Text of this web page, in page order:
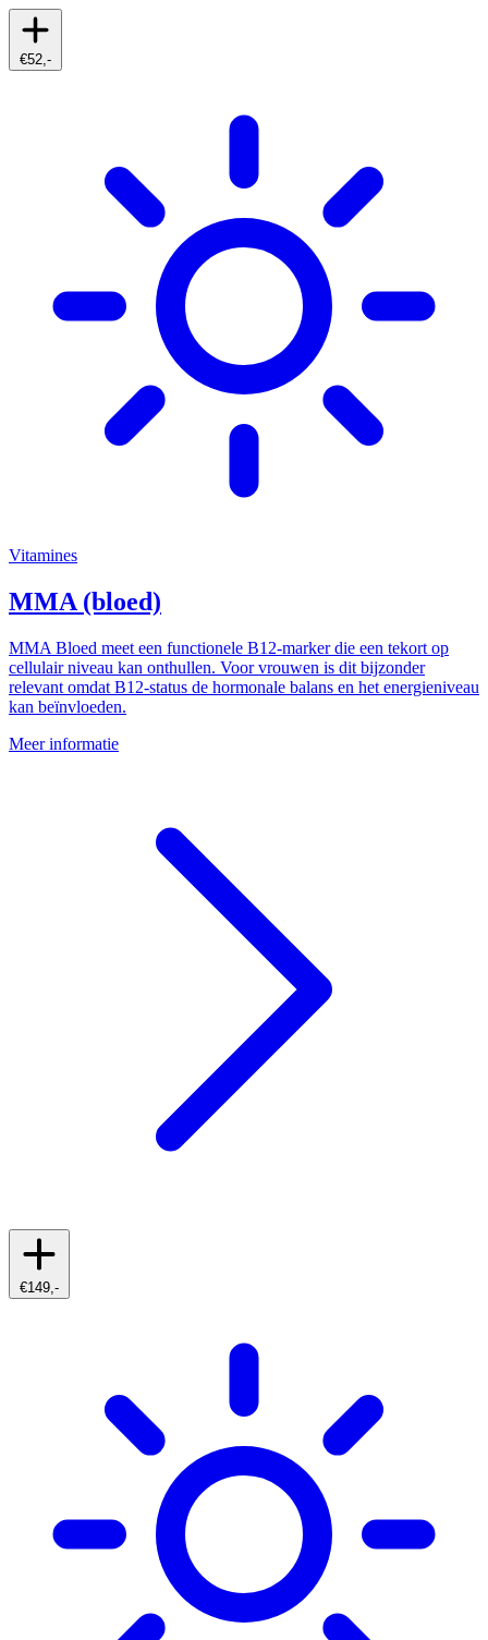
€52,-
Vitamines
MMA (bloed)
MMA Bloed meet een functionele B12-marker die een tekort op
cellulair niveau kan onthullen. Voor vrouwen is dit bijzonder
relevant omdat B12-status de hormonale balans en het energieniveau
kan beïnvloeden.
Meer informatie
€149,-